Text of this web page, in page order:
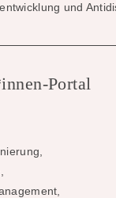
und
Portal